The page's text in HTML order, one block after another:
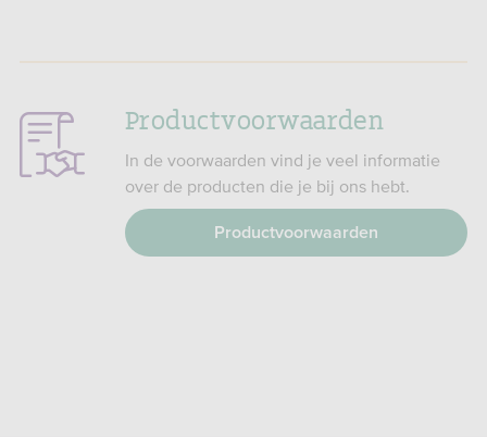
Productvoorwaarden
In de voorwaarden vind je veel informatie
over de producten die je bij ons hebt.
Productvoorwaarden